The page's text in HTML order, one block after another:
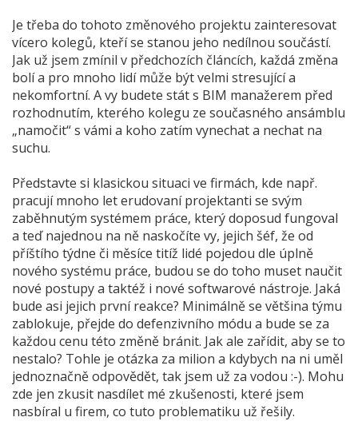
Je třeba do tohoto změnového projektu zainteresovat
vícero kolegů, kteří se stanou jeho nedílnou součástí.
Jak už jsem zmínil v předchozích článcích, každá změna
bolí a pro mnoho lidí může být velmi stresující a
nekomfortní. A vy budete stát s BIM manažerem před
rozhodnutím, kterého kolegu ze současného ansámblu
„namočit“ s vámi a koho zatím vynechat a nechat na
suchu.
Představte si klasickou situaci ve firmách, kde např.
pracují mnoho let erudovaní projektanti se svým
zaběhnutým systémem práce, který doposud fungoval
a teď najednou na ně naskočíte vy, jejich šéf, že od
příštího týdne či měsíce titíž lidé pojedou dle úplně
nového systému práce, budou se do toho muset naučit
nové postupy a taktéž i nové softwarové nástroje. Jaká
bude asi jejich první reakce? Minimálně se většina týmu
zablokuje, přejde do defenzivního módu a bude se za
každou cenu této změně bránit. Jak ale zařídit, aby se to
nestalo? Tohle je otázka za milion a kdybych na ni uměl
jednoznačně odpovědět, tak jsem už za vodou :-). Mohu
zde jen zkusit nasdílet mé zkušenosti, které jsem
nasbíral u firem, co tuto problematiku už řešily.